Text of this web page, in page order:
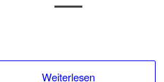
Weiterlesen